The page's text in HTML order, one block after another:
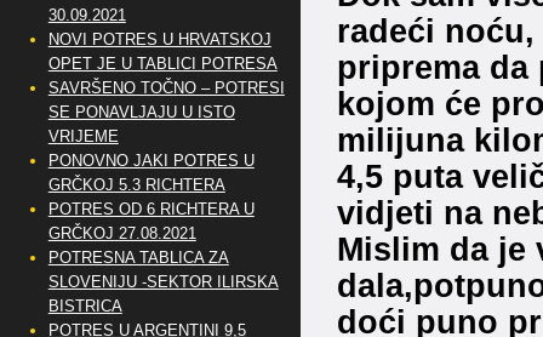
radeći noću,
priprema da
kojom će
milijuna
4,5 puta
vidjeti na
Mislim da je
doći puno
30.09.2021
NOVI POTRES U HRVATSKOJ
OPET JE U TABLICI POTRESA
SAVRŠENO TOČNO – POTRESI
SE PONAVLJAJU U ISTO
VRIJEME
PONOVNO JAKI POTRES U
GRČKOJ 5.3 RICHTERA
POTRES OD 6 RICHTERA U
GRČKOJ 27.08.2021
POTRESNA TABLICA ZA
SLOVENIJU -SEKTOR ILIRSKA
BISTRICA
POTRES U ARGENTINI 9,5